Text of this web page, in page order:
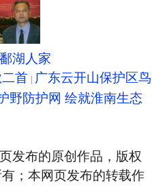
鄱湖人家
首 广东云开山保护区鸟
野防护网 绘就淮南生态
发布的原创作品，版权
；本网页发布的转载作